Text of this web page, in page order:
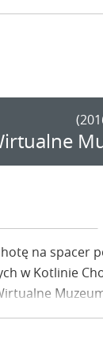
zwierząt lub
na spacer
w Kotlinie
z